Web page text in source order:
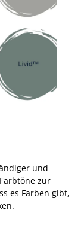
und
zur
es Farben gibt,